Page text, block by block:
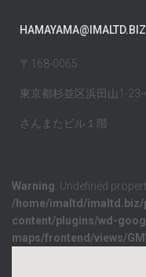
HAMAYAMA@IMALTD.BIZ
〒168-0065
東京都杉並区浜田山1-23-
さんまたビル１階
Warning: Undefined
/home/imaltd/imaltd.biz/
content/plugins/wd-
maps/frontend/views/